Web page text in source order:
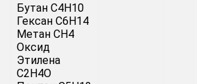
Бутан C4H10
Гексан C6H14
Метан CH4
Оксид
Этилена
С2H4O